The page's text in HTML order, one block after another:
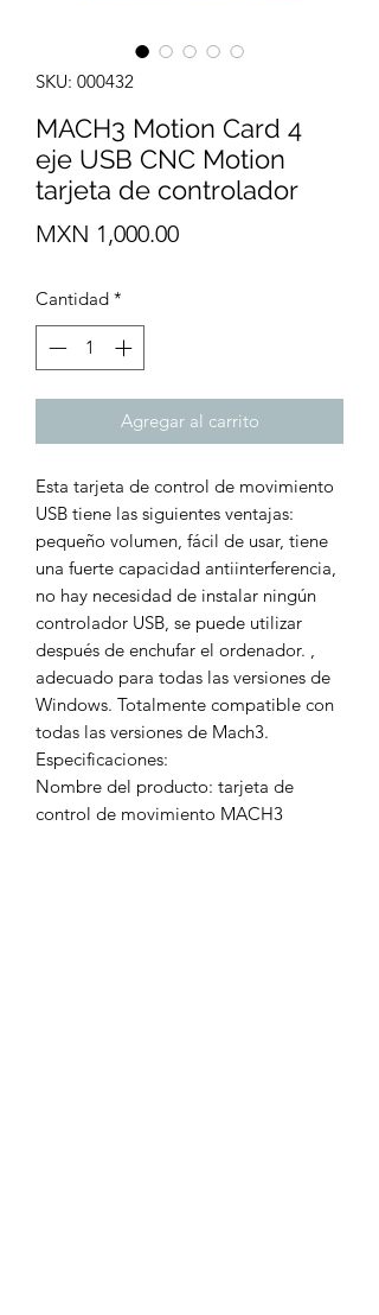
SKU: 000432
MACH3 Motion Card 4
eje USB CNC Motion
tarjeta de controlador
MXN 1,000.00Precio
Cantidad *
Agregar al carrito
Esta tarjeta de control de movimiento
USB tiene las siguientes ventajas:
pequeño volumen, fácil de usar, tiene
una fuerte capacidad antiinterferencia,
no hay necesidad de instalar ningún
controlador USB, se puede utilizar
después de enchufar el ordenador. ,
adecuado para todas las versiones de
Windows. Totalmente compatible con
todas las versiones de Mach3.
Especificaciones:
Nombre del producto: tarjeta de
control de movimiento MACH3